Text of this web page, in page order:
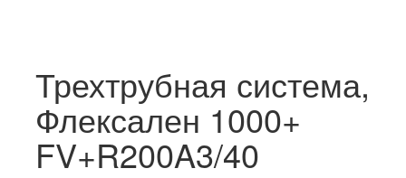
Трехтрубная система,
Флексален 1000+
FV+R200A3/40